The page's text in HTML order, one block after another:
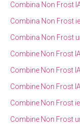
Combina Non Frost
Combina Non Frost
Combina Non Frost
Combine Non Frost
Combine Non Frost
Combine Non Frost
Combine Non Frost
Combine Non Frost